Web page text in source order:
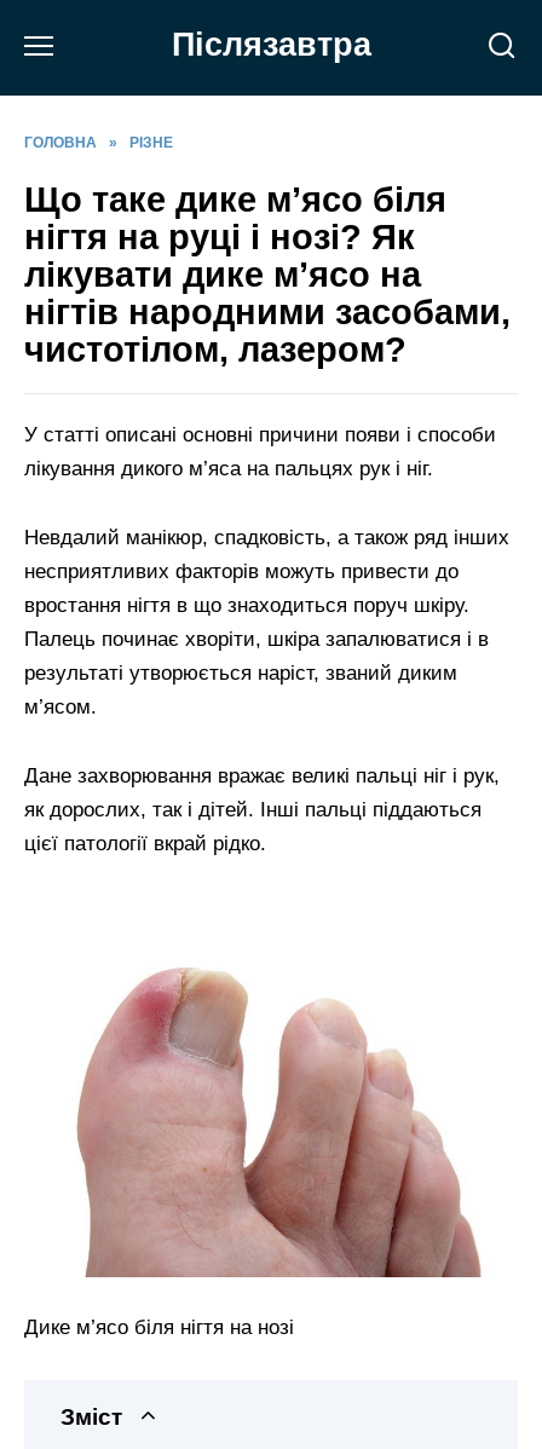
Післязавтра
ГОЛОВНА » РІЗНЕ
Що таке дике м’ясо біля
нігтя на руці і нозі? Як
лікувати дике м’ясо на
нігтів народними засобами,
чистотілом, лазером?
У статті описані основні причини появи і способи
лікування дикого м’яса на пальцях рук і ніг.
Невдалий манікюр, спадковість, а також ряд інших
несприятливих факторів можуть привести до
вростання нігтя в що знаходиться поруч шкіру.
Палець починає хворіти, шкіра запалюватися і в
результаті утворюється наріст, званий диким
м’ясом.
Дане захворювання вражає великі пальці ніг і рук,
як дорослих, так і дітей. Інші пальці піддаються
цієї патології вкрай рідко.
Дике м’ясо біля нігтя на нозі
Зміст